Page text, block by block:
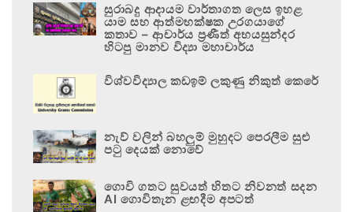
සුරාබදු ආදායම වාර්තාගත ලෙස ඉහළ
යාම සහ ආත්මභක්ෂක උරගයාගේ
කතාව – ආචාර්ය ප්‍රණීත් අභයසුන්දර
හිටපු මානව විද්‍යා මහාචාර්ය
විශ්වවිද්‍යාල කඩඉම් ලකුණු නිකුත් කෙරේ
නැව් වලින් බහලුම් මුහුදට පෙරලීම සුළු
පටු දෙයක් නොවේ
ගොවි ගතට සුවයත් හිතට නිවනත් සදන
AI ගොවිතැන ළඟදීම අපටත්